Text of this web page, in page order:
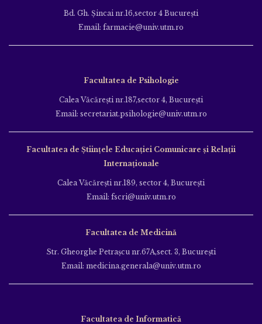
Bd. Gh. Şincai nr.16,sector 4 Bucureşti
Email: farmacie@univ.utm.ro
Facultatea de Psihologie
Calea Văcăreşti nr.187,sector 4, Bucureşti
Email: secretariat.psihologie@univ.utm.ro
Facultatea de Ştiinţele Educației Comunicare și Relații
Internaționale
Calea Văcăreşti nr.189, sector 4, Bucureşti
Email: fscri@univ.utm.ro
Facultatea de Medicină
Str. Gheorghe Petraşcu nr.67A,sect. 3, Bucureşti
Email: medicina.generala@univ.utm.ro
Facultatea de Informatică